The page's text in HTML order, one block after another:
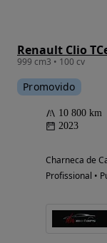
Renault Clio
999 cm3 • 100 cv
Promovido
10 800 km
2023
Charneca de
Profissional •